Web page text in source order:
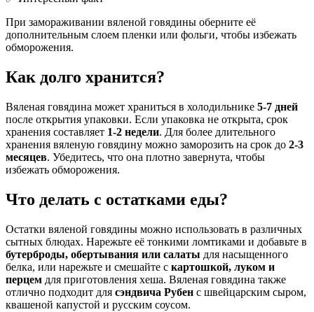
При замораживании вяленой говядины оберните её
дополнительным слоем пленки или фольги, чтобы избежать
обморожения.
Как долго хранится?
Вяленая говядина может храниться в холодильнике 5-7 дней
после открытия упаковки. Если упаковка не открыта, срок
хранения составляет 1-2 недели. Для более длительного
хранения вяленую говядину можно заморозить на срок до 2-3
месяцев. Убедитесь, что она плотно завернута, чтобы
избежать обморожения.
Что делать с остатками еды?
Остатки вяленой говядины можно использовать в различных
сытных блюдах. Нарежьте её тонкими ломтиками и добавьте в
бутерброды, обертывания или салаты для насыщенного
белка, или нарежьте и смешайте с картошкой, луком и
перцем для приготовления хеша. Вяленая говядина также
отлично подходит для сэндвича Рубен с швейцарским сыром,
квашеной капустой и русским соусом.